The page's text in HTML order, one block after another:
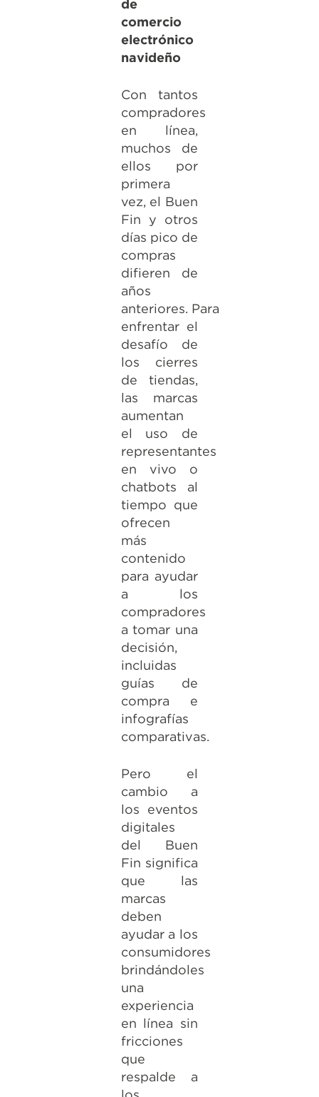
de
comercio
electrónico
navideño
Con tantos
compradores
en línea,
muchos de
ellos por
primera
vez, el Buen
Fin y otros
días pico de
compras
difieren de
años
anteriores. Para
enfrentar el
desafío de
los cierres
de tiendas,
las marcas
aumentan
el uso de
representantes
en vivo o
chatbots al
tiempo que
ofrecen
más
contenido
para ayudar
a los
compradores
a tomar una
decisión,
incluidas
guías de
compra e
infografías
comparativas.
Pero el
cambio a
los eventos
digitales
del Buen
Fin significa
que las
marcas
deben
ayudar a los
consumidores
brindándoles
una
experiencia
en línea sin
fricciones
que
respalde a